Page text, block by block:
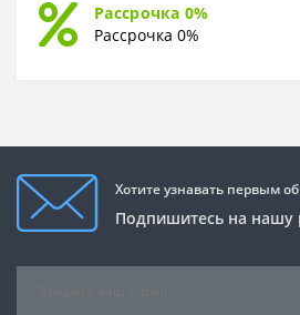
Рассрочка 0%
Рассрочка 0%
Хотите узнавать первым
Подпишитесь на нашу